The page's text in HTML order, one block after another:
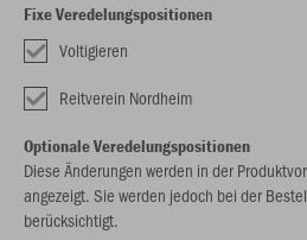
Fixe Veredelungspositionen
Voltigieren
Reitverein Nordheim
Optionale Veredelungspositionen
Diese Änderungen werden in der
angezeigt. Sie werden jedoch bei der
berücksichtigt.